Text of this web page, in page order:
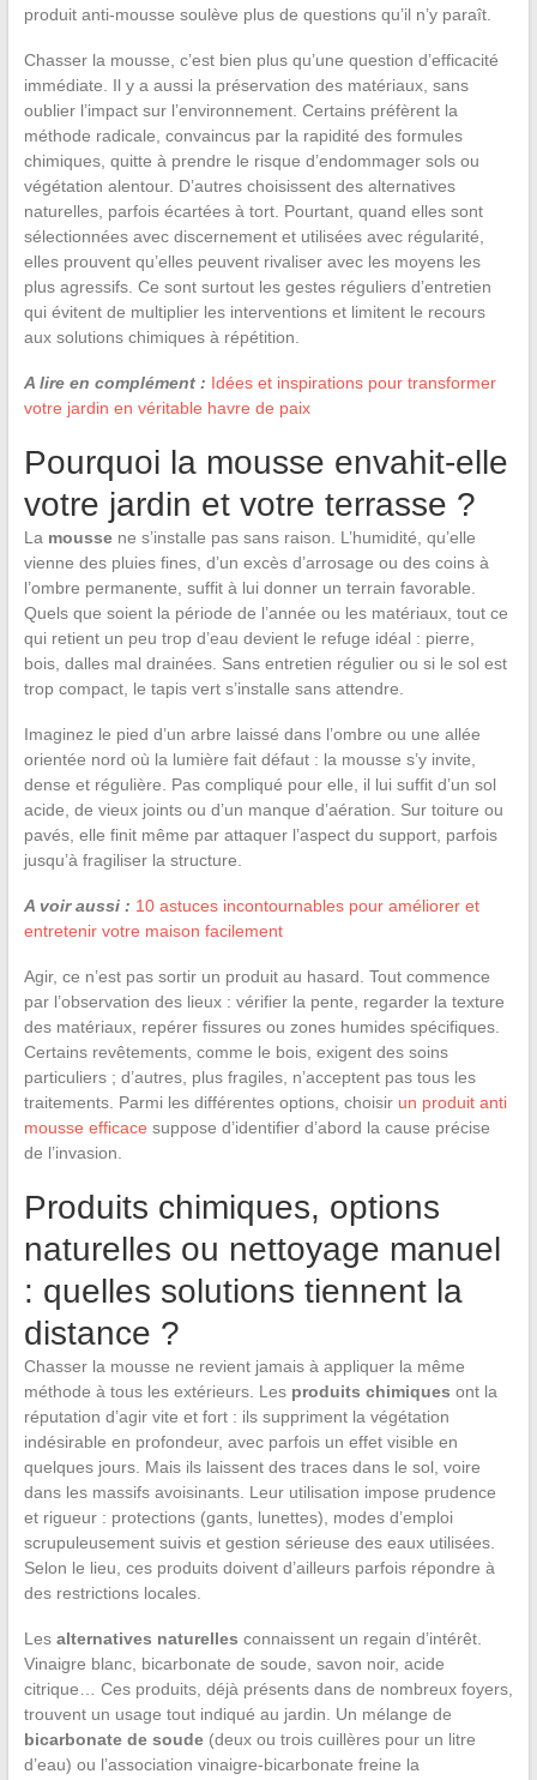
produit anti-mousse soulève plus de questions qu’il n’y paraît.
Chasser la mousse, c’est bien plus qu’une question d’efficacité
immédiate. Il y a aussi la préservation des matériaux, sans
oublier l’impact sur l’environnement. Certains préfèrent la
méthode radicale, convaincus par la rapidité des formules
chimiques, quitte à prendre le risque d’endommager sols ou
végétation alentour. D’autres choisissent des alternatives
naturelles, parfois écartées à tort. Pourtant, quand elles sont
sélectionnées avec discernement et utilisées avec régularité,
elles prouvent qu’elles peuvent rivaliser avec les moyens les
plus agressifs. Ce sont surtout les gestes réguliers d’entretien
qui évitent de multiplier les interventions et limitent le recours
aux solutions chimiques à répétition.
A lire en complément : Idées et inspirations pour transformer
votre jardin en véritable havre de paix
Pourquoi la mousse envahit-elle
votre jardin et votre terrasse ?
La moussene s’installe pas sans raison. L’humidité, qu’elle
vienne des pluies fines, d’un excès d’arrosage ou des coins à
l’ombre permanente, suffit à lui donner un terrain favorable.
Quels que soient la période de l’année ou les matériaux, tout ce
qui retient un peu trop d’eau devient le refuge idéal : pierre,
bois, dalles mal drainées. Sans entretien régulier ou si le sol est
trop compact, le tapis vert s’installe sans attendre.
Imaginez le pied d’un arbre laissé dans l’ombre ou une allée
orientée nord où la lumière fait défaut : la mousse s’y invite,
dense et régulière. Pas compliqué pour elle, il lui suffit d’un sol
acide, de vieux joints ou d’un manque d’aération. Sur toiture ou
pavés, elle finit même par attaquer l’aspect du support, parfois
jusqu’à fragiliser la structure.
A voir aussi : 10 astuces incontournables pour améliorer et
entretenir votre maison facilement
Agir, ce n’est pas sortir un produit au hasard. Tout commence
par l’observation des lieux : vérifier la pente, regarder la texture
des matériaux, repérer fissures ou zones humides spécifiques.
Certains revêtements, comme le bois, exigent des soins
particuliers ; d’autres, plus fragiles, n’acceptent pas tous les
traitements. Parmi les différentes options, choisir un produit anti
mousse efficace suppose d’identifier d’abord la cause précise
de l’invasion.
Produits chimiques, options
naturelles ou nettoyage manuel
: quelles solutions tiennent la
distance ?
Chasser la mousse ne revient jamais à appliquer la même
méthode à tous les extérieurs. Les produits chimiques ont la
réputation d’agir vite et fort : ils suppriment la végétation
indésirable en profondeur, avec parfois un effet visible en
quelques jours. Mais ils laissent des traces dans le sol, voire
dans les massifs avoisinants. Leur utilisation impose prudence
et rigueur : protections (gants, lunettes), modes d’emploi
scrupuleusement suivis et gestion sérieuse des eaux utilisées.
Selon le lieu, ces produits doivent d’ailleurs parfois répondre à
des restrictions locales.
Les alternatives naturelles connaissent un regain d’intérêt.
Vinaigre blanc, bicarbonate de soude, savon noir, acide
citrique… Ces produits, déjà présents dans de nombreux foyers,
trouvent un usage tout indiqué au jardin. Un mélange de
bicarbonate de soude(deux ou trois cuillères pour un litre
d’eau) ou l’association vinaigre-bicarbonate freine la